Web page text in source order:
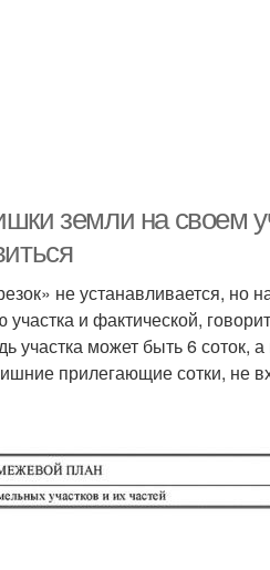
земли на своем
не устанавливается, но
и фактической,
может быть 6 соток, а
прилегающие сотки, не